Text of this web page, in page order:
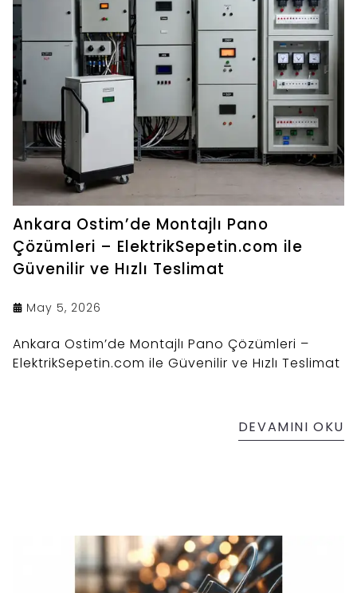
Ankara Ostim’de Montajlı Pano
Çözümleri – ElektrikSepetin.com ile
Güvenilir ve Hızlı Teslimat
May 5, 2026
Ankara Ostim’de Montajlı Pano Çözümleri –
ElektrikSepetin.com ile Güvenilir ve Hızlı Teslimat
DEVAMINI OKU